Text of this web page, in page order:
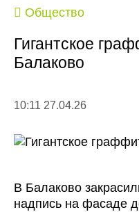
Общество
Гигантское
Балаково
10:11 27.04.26
В Балаково
надпись на фасаде